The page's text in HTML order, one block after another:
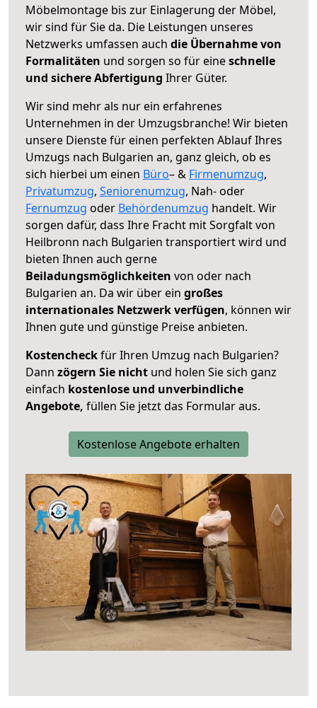
Möbelmontage bis zur Einlagerung der Möbel,
wir sind für Sie da. Die Leistungen unseres
Netzwerks umfassen auch die Übernahme von
Formalitäten und sorgen so für eineschnelle
und sichere Abfertigung Ihrer Güter.
Wir sind mehr als nur ein erfahrenes
Unternehmen in der Umzugsbranche! Wir bieten
unsere Dienste für einen perfekten Ablauf Ihres
Umzugs nach Bulgarien an, ganz gleich, ob es
sich hierbei um einen Büro– & Firmenumzug,
Privatumzug, Seniorenumzug, Nah- oder
Fernumzug oder Behördenumzug handelt. Wir
sorgen dafür, dass Ihre Fracht mit Sorgfalt von
Heilbronn nach Bulgarien transportiert wird und
bieten Ihnen auch gerne
Beiladungsmöglichkeiten von oder nach
Bulgarien an. Da wir über ein großes
internationales Netzwerk verfügen, können wir
Ihnen gute und günstige Preise anbieten.
Kostencheckfür Ihren Umzug nach Bulgarien?
Dann zögern Sie nicht und holen Sie sich ganz
einfach kostenlose und unverbindliche
Angebote, füllen Sie jetzt das Formular aus.
Kostenlose Angebote erhalten